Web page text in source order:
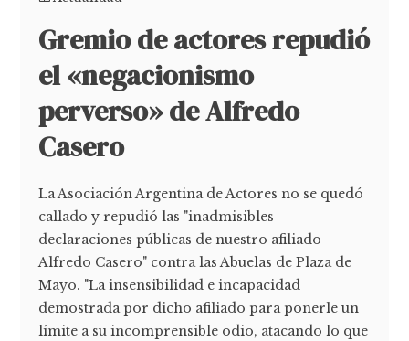
Gremio de actores repudió
el «negacionismo
perverso» de Alfredo
Casero
La Asociación Argentina de Actores no se quedó
callado y repudió las "inadmisibles
declaraciones públicas de nuestro afiliado
Alfredo Casero" contra las Abuelas de Plaza de
Mayo. "La insensibilidad e incapacidad
demostrada por dicho afiliado para ponerle un
límite a su incomprensible odio, atacando lo que